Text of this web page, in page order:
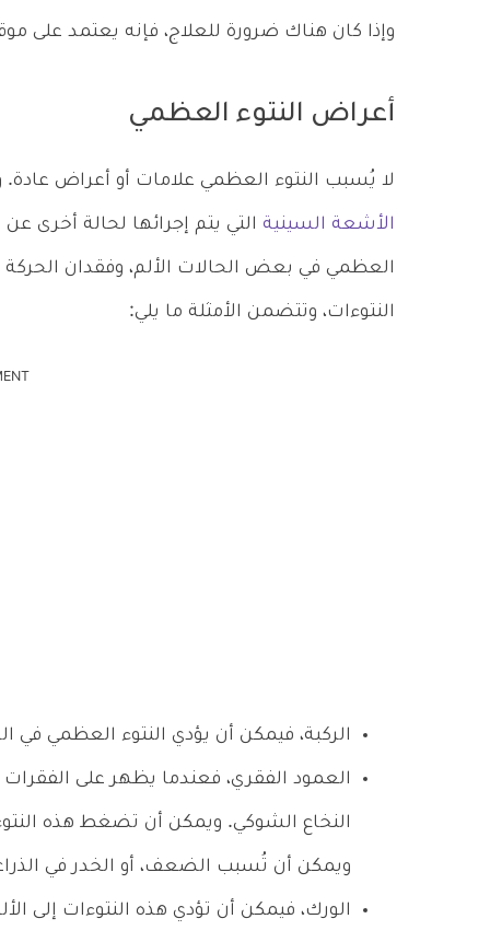
وإذا كان هناك ضرورة للعلاج، فإنه يعتمد على
أعراض النتوء العظمي
لا يُسبب النتوء العظمي علامات أو أعراض
الأشعة السينية التي يتم إجرائها لحالة أخرى
العظمي في بعض الحالات الألم، وفقدان
النتوءات، وتتضمن الأمثلة ما يلي:
الركبة، فيمكن أن يؤدي النتوء العظمي في
العمود الفقري، فعندما يظهر على
النخاع الشوكي. ويمكن أن تضغط هذه
ويمكن أن تُسبب الضعف، أو الخدر في
الورك، فيمكن أن تؤدي هذه النتوءات إلى